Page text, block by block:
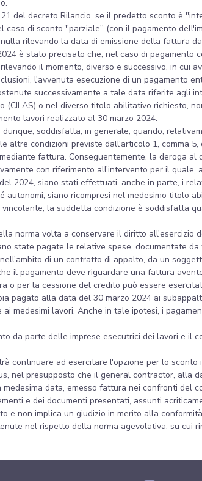
del decreto Rilancio, se il predetto sconto è
caso di sconto ''parziale'' (con il pagamento
rilevando la data di emissione della fattura
è stato precisato che, nel caso di
il momento, diverso e successivo, in cui
l'avvenuta esecuzione di un pagamento
successivamente a tale data riferite agli
(CILAS) o nel diverso titolo abilitativo richiesto,
lavori realizzato al 30 marzo 2024.
soddisfatta, in generale, quando,
condizioni previste dall'articolo 1, comma
fattura. Conseguentemente, la deroga
con riferimento all'intervento per il
2024, siano stati effettuati, anche in parte, i
autonomi, siano ricompresi nel medesimo titolo
la suddetta condizione è soddisfatta
norma volta a conservare il diritto all'esercizio
state pagate le relative spese, documentate
di un contratto di appalto, da un
il pagamento deve riguardare una fattura
o per la cessione del credito può essere
pagato alla data del 30 marzo 2024 ai
medesimi lavori. Anche in tale ipotesi, i
da parte delle imprese esecutrici dei lavori e il
continuare ad esercitare l'opzione per lo
nel presupposto che il general contractor, alla
data, emesso fattura nei confronti del
e dei documenti presentati, assunti
e non implica un giudizio in merito alla
nel rispetto della norma agevolativa, su cui